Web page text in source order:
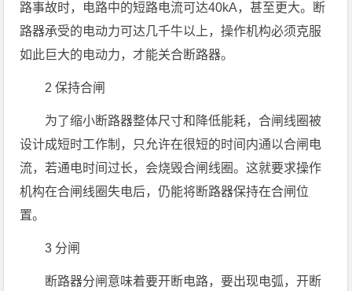
路事故时，电路中的短路电流可达40kA，甚至更大。断
路器承受的电动力可达几千牛以上，操作机构必须克服
如此巨大的电动力，才能关合断路器。
2 保持合闸
为了缩小断路器整体尺寸和降低能耗，合闸线圈被
设计成短时工作制，只允许在很短的时间内通以合闸电
流，若通电时间过长，会烧毁合闸线圈。这就要求操作
机构在合闸线圈失电后，仍能将断路器保持在合闸位
置。
3 分闸
断路器分闸意味着要开断电路，要出现电弧，开断